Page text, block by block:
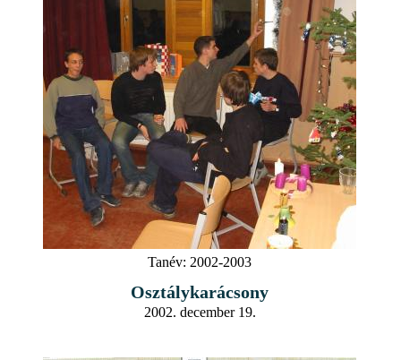
Tanév: 2002-2003
Osztálykarácsony
2002. december 19.